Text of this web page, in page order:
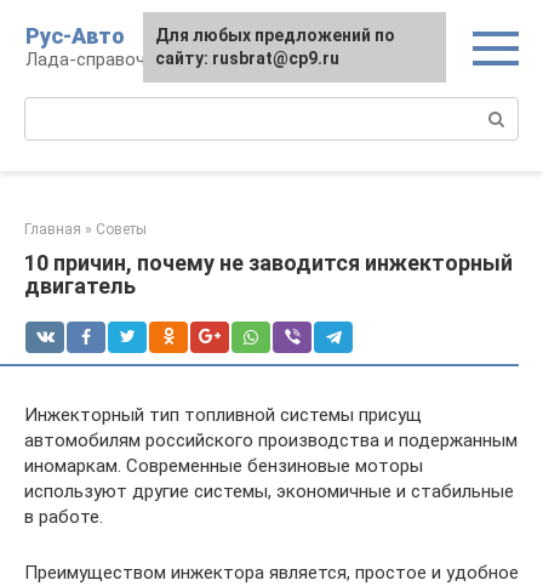
контенту
Рус-Авто
Лада-справочник
Главная » Советы
10 причин, почему не заводится инжекторный
двигатель
Инжекторный тип топливной системы присущ
автомобилям российского производства и подержанным
иномаркам. Современные бензиновые моторы
используют другие системы, экономичные и стабильные
в работе.
Преимуществом инжектора является, простое и удобное
Для любых предложений по
сайту: rusbrat@cp9.ru